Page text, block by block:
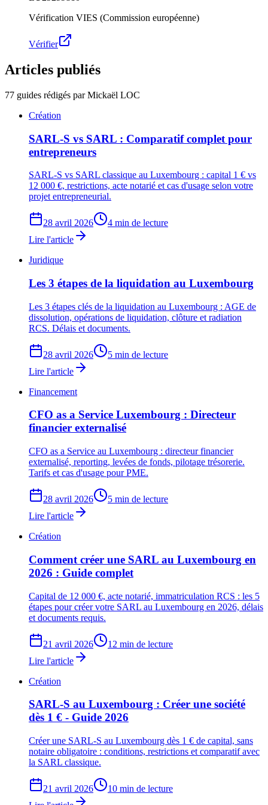
Vérification VIES (Commission européenne)
Vérifier
Articles publiés
77 guides rédigés par Mickaël LOC
Création
SARL-S vs SARL : Comparatif complet pour
entrepreneurs
SARL-S vs SARL classique au Luxembourg : capital 1 € vs
12 000 €, restrictions, acte notarié et cas d'usage selon votre
projet entrepreneurial.
28 avril 2026
4 min de lecture
Lire l'article
Juridique
Les 3 étapes de la liquidation au Luxembourg
Les 3 étapes clés de la liquidation au Luxembourg : AGE de
dissolution, opérations de liquidation, clôture et radiation
RCS. Délais et documents.
28 avril 2026
5 min de lecture
Lire l'article
Financement
CFO as a Service Luxembourg : Directeur
financier externalisé
CFO as a Service au Luxembourg : directeur financier
externalisé, reporting, levées de fonds, pilotage trésorerie.
Tarifs et cas d'usage pour PME.
28 avril 2026
5 min de lecture
Lire l'article
Création
Comment créer une SARL au Luxembourg en
2026 : Guide complet
Capital de 12 000 €, acte notarié, immatriculation RCS : les 5
étapes pour créer votre SARL au Luxembourg en 2026, délais
et documents requis.
21 avril 2026
12 min de lecture
Lire l'article
Création
SARL-S au Luxembourg : Créer une société
dès 1 € - Guide 2026
Créer une SARL-S au Luxembourg dès 1 € de capital, sans
notaire obligatoire : conditions, restrictions et comparatif avec
la SARL classique.
21 avril 2026
10 min de lecture